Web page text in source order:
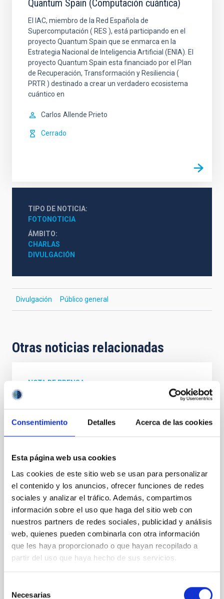
Consentimiento Detalles Acerca de las cookies
Esta página web usa cookies
Las cookies de este sitio web se usan para personalizar
el contenido y los anuncios, ofrecer funciones de redes
sociales y analizar el tráfico. Además, compartimos
información sobre el uso que haga del sitio web con
nuestros partners de redes sociales, publicidad y análisis
web, quienes pueden combinarla con otra información
que les haya proporcionado o que hayan recopilado a
partir del uso que haya hecho de sus servicios.
Necesarias
Quantum Spain (Computación cuántica)
El IAC, miembro de la Red Española de
Supercomputación ( RES ), está participando en el
proyecto Quantum Spain que se enmarca en la
Estrategia Nacional de Inteligencia Artificial (ENIA). El
proyecto Quantum Spain esta financiado por el Plan
de Recuperación, Transformación y Resiliencia (
PRTR ) destinado a crear un verdadero ecosistema
cuántico en
Carlos Allende Prieto
Cerrado
TIPO DE NOTICIA
FOTONOTICIA
ÁMBITO
CHARLAS
DIVULGACIÓN
Divulgación Público general
Otras noticias relacionadas
NOTA DE PRENSA
El IAC y Wikimedia España impulsan una
editatona para visibilizar a las mujeres en
la Astronomía en Wikipedia
Wikimedia España organizan, con motivo del Día
Internacional de las Mujeres y las Niñas en la Ciencia,
un taller de edición en Wikipedia y una editatona de
biografías de astrónomas y astrofísicas, una
iniciativa que busca visibilizar el talento de las
mujeres en el ámbito de la Astronomía y la
Astrofísica y contribuir a reducir las brechas de
contenido existentes en la enciclopedia libre. La
propuesta se articula en dos jornadas
complementarias , pensadas para facilitar la
participación de cualquier persona,
independientemente de su nivel de
Fecha de publicación